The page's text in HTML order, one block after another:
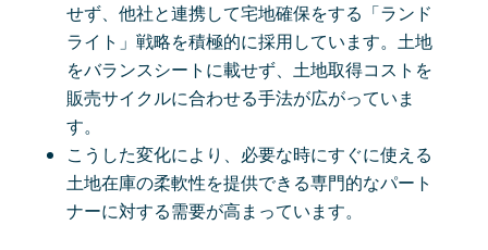
せず、他社と連携して宅地確保をする「ランド
ライト」戦略を積極的に採用しています。土地
をバランスシートに載せず、土地取得コストを
販売サイクルに合わせる手法が広がっていま
す。
こうした変化により、必要な時にすぐに使える
土地在庫の柔軟性を提供できる専門的なパート
ナーに対する需要が高まっています。